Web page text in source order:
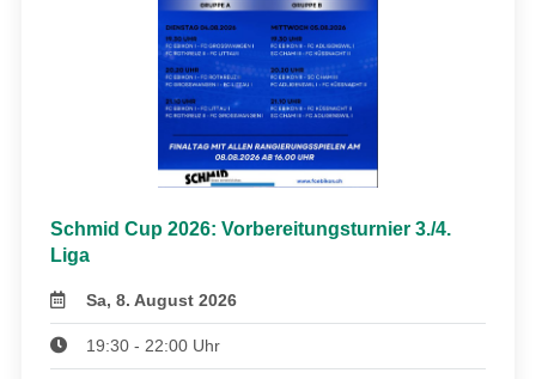
Schmid Cup 2026: Vorbereitungsturnier 3./4.
Liga
Sa, 8. August 2026
19:30 - 22:00 Uhr